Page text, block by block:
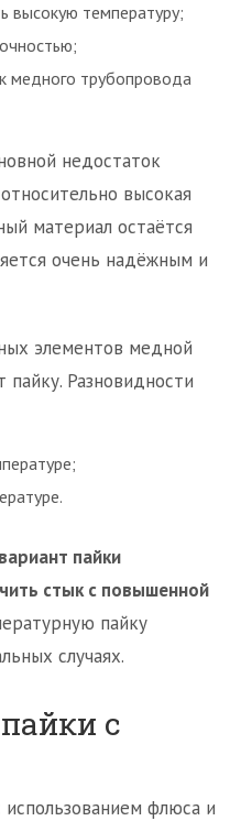
высокую температуру;
медного трубопровода
недостаток
высокая
материал остаётся
очень надёжным и
элементов медной
пайку. Разновидности
пайки
стык с повышенной
пайку
случаях.
с
использованием флюса и